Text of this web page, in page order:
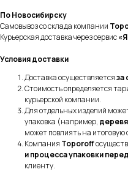
По Новосибирску
Самовывоз со склада компании
Курьерская доставка через сервис
Условия доставки
Доставка осуществляетсяза
Стоимость определяется
курьерской компании.
Для отдельных изделий
упаковка (например,
может повлиять на итоговую
Компания Toporoff
и процесса упаковки
клиенту.